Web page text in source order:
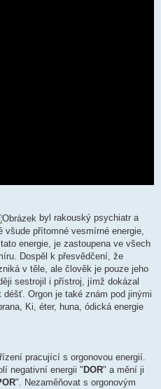
byl rakouský psychiatr a
přítomné vesmírné energie,
energie, je zastoupena ve všech
Dospěl k přesvědčení, že
v těle, ale člověk je pouze jeho
sestrojil i přístroj, jímž dokázal
Orgon je také znám pod jinými
Ki, éter, huna, ódická energie
pracující s orgonovou energií.
negativní energii "DOR" a mění ji
". Nezaměňovat s orgonovým